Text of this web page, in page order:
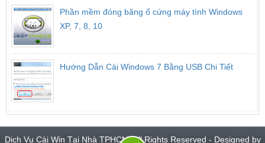
Phần mềm đóng băng ổ cứng máy tính Windows
XP, 7, 8, 10
Hướng Dẫn Cài Windows 7 Bằng USB Chi Tiết
Dịch Vụ Cài Win Tại Nhà TPHCM. All Rights Reserved - Designed by